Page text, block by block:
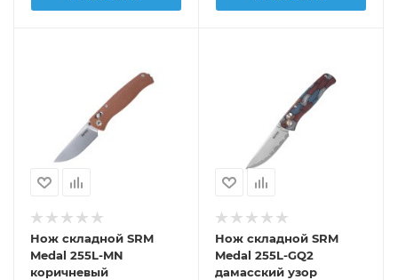
Нож складной SRM
Medal 255L-MN
коричневый
Нож складной SRM
Medal 255L-GQ2
дамасский узор